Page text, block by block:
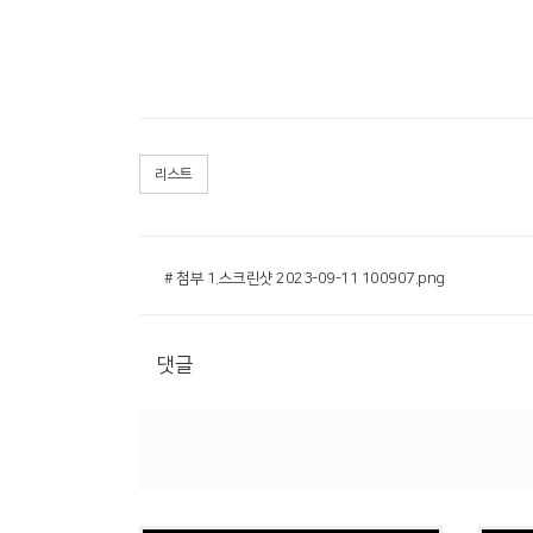
리스트
# 첨부 1.스크린샷 2023-09-11 100907.png
댓글